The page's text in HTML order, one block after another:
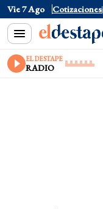
Vie 7 Ago Cotizaciones
$1520 Dólar Tarjeta
EL DESTAPE
RADIO